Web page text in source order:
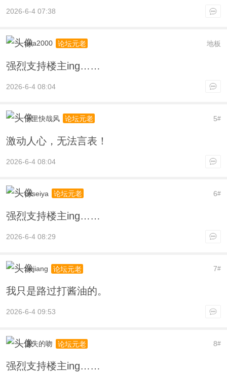
2026-6-4 07:38
地板
aria2000 论坛元老
强烈支持楼主ing……
2026-6-4 08:04
5#
千里快哉风 论坛元老
激动人心，无法言表！
2026-6-4 08:04
6#
cnseiya 论坛元老
强烈支持楼主ing……
2026-6-4 08:29
7#
zwjiang 论坛元老
我只是路过打酱油的。
2026-6-4 09:53
8#
遗失的吻 论坛元老
强烈支持楼主ing……